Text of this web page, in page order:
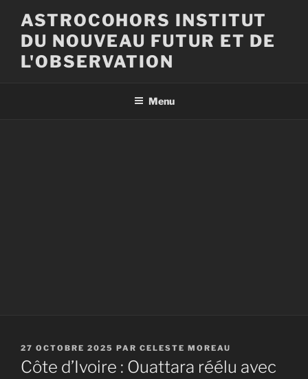
contenu
principal
ASTROCOHORS INSTITUT
DU NOUVEAU FUTUR ET DE
L'OBSERVATION
Menu
PUBLIÉ
LE
27 OCTOBRE 2025 PAR CELESTE MOREAU
Côte d’Ivoire : Ouattara réélu avec